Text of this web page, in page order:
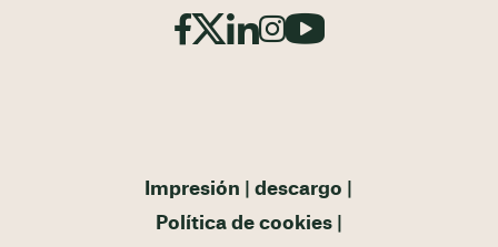
Impresión
descargo
Política de cookies